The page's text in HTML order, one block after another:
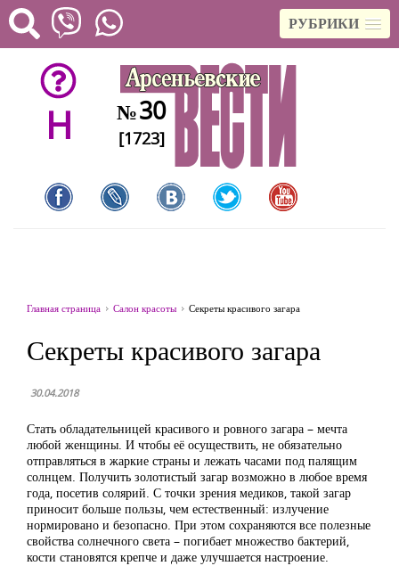
РУБРИКИ
H №30
[1723]
Главная страница Салон красоты Секреты красивого загара
Секреты красивого загара
30.04.2018
Стать обладательницей красивого и ровного загара – мечта
любой женщины. И чтобы её осуществить, не обязательно
отправляться в жаркие страны и лежать часами под палящим
солнцем. Получить золотистый загар возможно в любое время
года, посетив солярий. С точки зрения медиков, такой загар
приносит больше пользы, чем естественный: излучение
нормировано и безопасно. При этом сохраняются все полезные
свойства солнечного света – погибает множество бактерий,
кости становятся крепче и даже улучшается настроение.